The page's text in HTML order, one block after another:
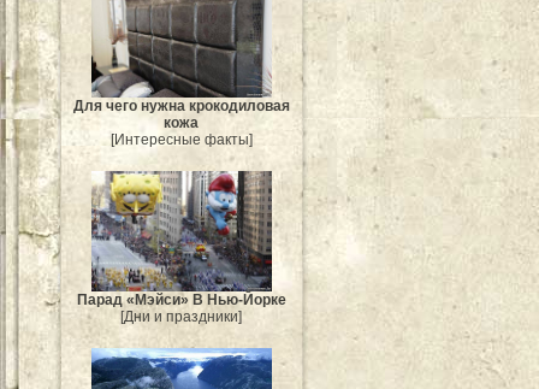
Для чего нужна крокодиловая
кожа
[Интересные факты]
Парад «Мэйси» В Нью-Йорке
[Дни и праздники]